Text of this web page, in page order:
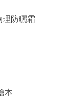
理防曬霜
本